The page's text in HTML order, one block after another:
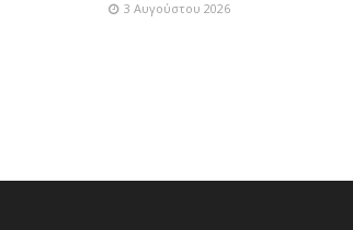
3 Αυγούστου 2026